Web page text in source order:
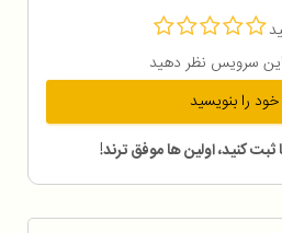
سرویس نظر دهید
را بنویسید
ثبت کنید، اولین ها موفق ترند!